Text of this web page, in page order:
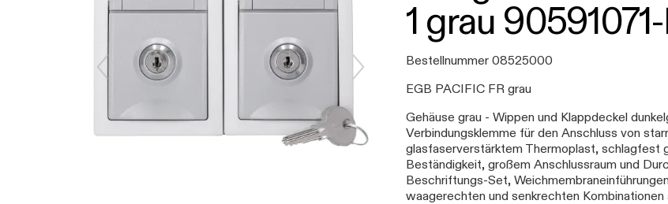
1 grau
Bestellnummer 08525000
EGB PACIFIC FR grau
Gehäuse grau - Wippen und Klappdeckel
Verbindungsklemme für den Anschluss von
glasfaserverstärktem Thermoplast, schlagfest
Beständigkeit, großem Anschlussraum und
Beschriftungs-Set,
waagerechten und senkrechten Kombinationen